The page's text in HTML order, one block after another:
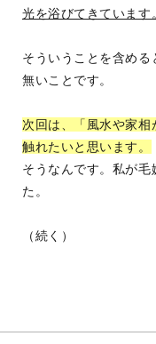
光を浴びてきています
そういうことを含め
無いことです。
次回は、「風水や家
触れたいと思います。
そうなんです。私が
た。
（続く）